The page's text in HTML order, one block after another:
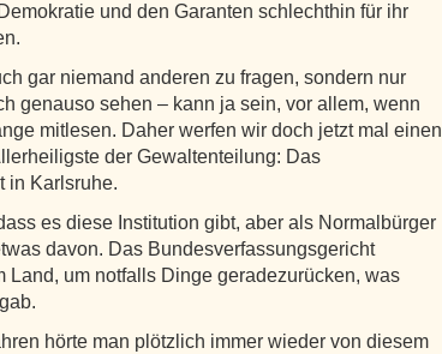
und den Garanten schlechthin für ihr
gar niemand anderen zu fragen, sondern nur
genauso sehen – kann ja sein, vor allem, wenn
mitlesen. Daher werfen wir doch jetzt mal einen
der Gewaltenteilung: Das
in Karlsruhe.
es diese Institution gibt, aber als Normalbürger
davon. Das Bundesverfassungsgericht
Land, um notfalls Dinge geradezurücken, was
hörte man plötzlich immer wieder von diesem